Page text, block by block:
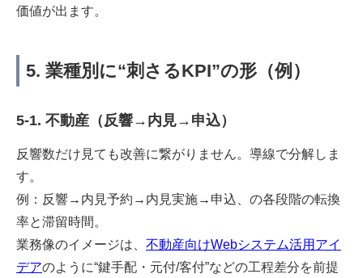
価値が出ます。
5. 業種別に“刺さるKPI”の形（例）
5-1. 不動産（反響→内見→申込）
反響数だけ見ても改善に繋がりません。導線で分解しま
す。
例：反響→内見予約→内見実施→申込、の各段階の転換
率と滞留時間。
業務像のイメージは、 不動産向けWebシステム活用アイ
デアのように“鍵手配・元付/客付”などの工程差分を前提